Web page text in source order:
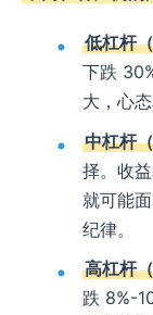
低杠杆
下跌
大，心
中杠杆
择。收
就可能
纪律。
高杠杆
跌 8%-